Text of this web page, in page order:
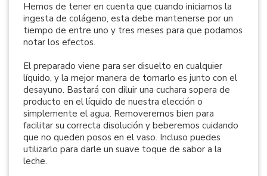
Hemos de tener en cuenta que cuando iniciamos la
ingesta de colágeno, esta debe mantenerse por un
tiempo de entre uno y tres meses para que podamos
notar los efectos.
El preparado viene para ser disuelto en cualquier
líquido, y la mejor manera de tomarlo es junto con el
desayuno. Bastará con diluir una cuchara sopera de
producto en el líquido de nuestra elección o
simplemente el agua. Removeremos bien para
facilitar su correcta disolución y beberemos cuidando
que no queden posos en el vaso. Incluso puedes
utilizarlo para darle un suave toque de sabor a la
leche.